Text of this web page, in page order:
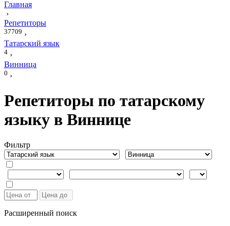
Главная
›
Репетиторы
37709 ›
Татарский язык
4 ›
Винница
0 ›
Репетиторы по татарскому
языку в Виннице
Фильтр
Расширенный поиск